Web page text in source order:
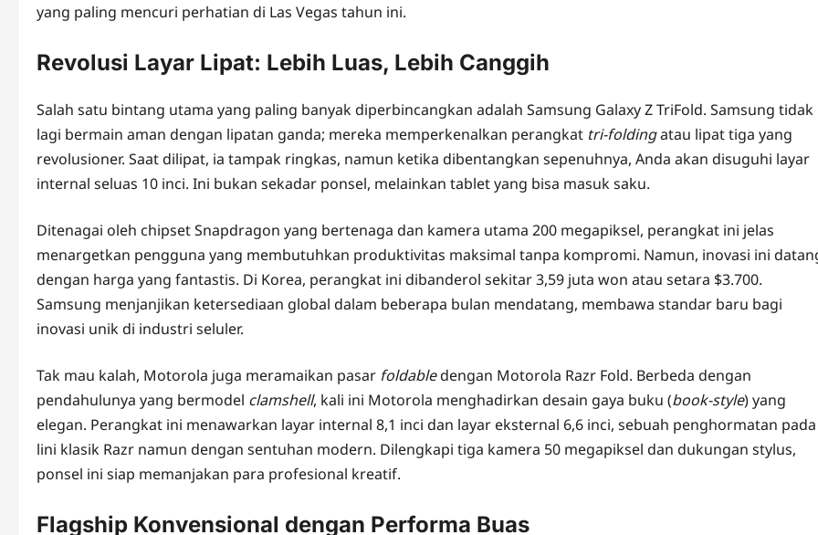
yang paling mencuri perhatian di Las Vegas tahun ini.
Revolusi Layar Lipat: Lebih Luas, Lebih Canggih
Salah satu bintang utama yang paling banyak diperbincangkan adalah Samsung Galaxy Z TriFold. Samsung tidak
lagi bermain aman dengan lipatan ganda; mereka memperkenalkan perangkat tri-foldingatau lipat tiga yang
revolusioner. Saat dilipat, ia tampak ringkas, namun ketika dibentangkan sepenuhnya, Anda akan disuguhi layar
internal seluas 10 inci. Ini bukan sekadar ponsel, melainkan tablet yang bisa masuk saku.
Ditenagai oleh chipset Snapdragon yang bertenaga dan kamera utama 200 megapiksel, perangkat ini jelas
menargetkan pengguna yang membutuhkan produktivitas maksimal tanpa kompromi. Namun, inovasi ini
dengan harga yang fantastis. Di Korea, perangkat ini dibanderol sekitar 3,59 juta won atau setara $3.700.
Samsung menjanjikan ketersediaan global dalam beberapa bulan mendatang, membawa standar baru bagi
inovasi unik di industri seluler.
Tak mau kalah, Motorola juga meramaikan pasar foldabledengan Motorola Razr Fold. Berbeda dengan
pendahulunya yang bermodel clamshell, kali ini Motorola menghadirkan desain gaya buku (book-style) yang
elegan. Perangkat ini menawarkan layar internal 8,1 inci dan layar eksternal 6,6 inci, sebuah penghormatan pada
lini klasik Razr namun dengan sentuhan modern. Dilengkapi tiga kamera 50 megapiksel dan dukungan stylus,
ponsel ini siap memanjakan para profesional kreatif.
Flagship Konvensional dengan Performa Buas